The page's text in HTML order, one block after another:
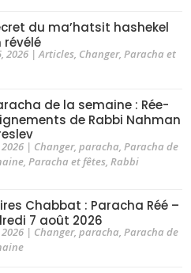
du ma’hatsit hashekel
révélé
2026|Articles, Changer, Paracha et
de la semaine : Rée-
de Rabbi Nahman
| Changer, paracha, Paracha de
, Paracha et fêtes, Rabbi
Chabbat : Paracha Réé –
7 août 2026
| Changer, paracha, Paracha de